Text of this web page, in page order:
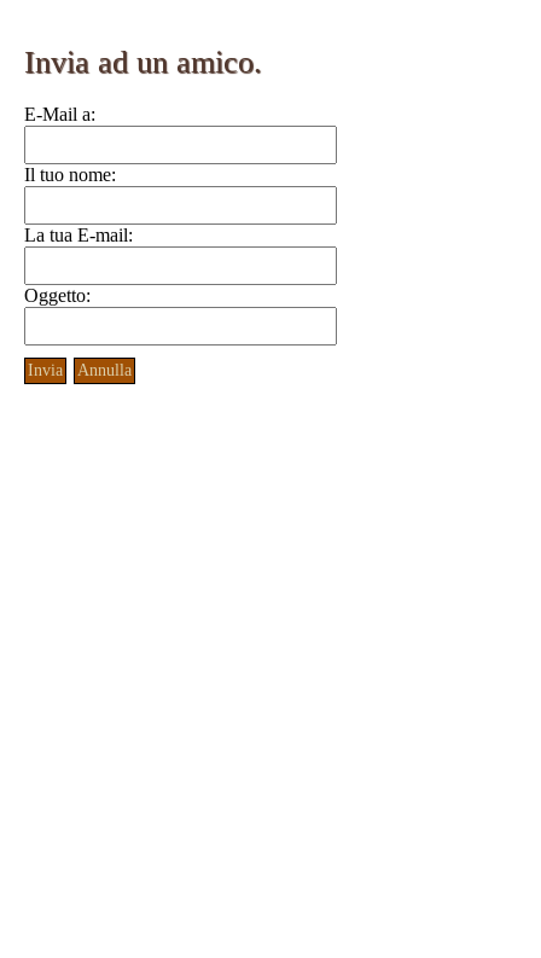
Invia ad un amico.
E-Mail a:
Il tuo nome:
La tua E-mail:
Oggetto:
Invia Annulla